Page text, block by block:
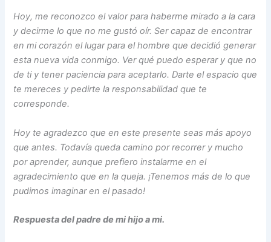
Hoy, me reconozco el valor para haberme mirado a la cara
y decirme lo que no me gustó oír. Ser capaz de encontrar
en mi corazón el lugar para el hombre que decidió generar
esta nueva vida conmigo. Ver qué puedo esperar y que no
de ti y tener paciencia para aceptarlo. Darte el espacio que
te mereces y pedirte la responsabilidad que te
corresponde.
Hoy te agradezco que en este presente seas más apoyo
que antes. Todavía queda camino por recorrer y mucho
por aprender, aunque prefiero instalarme en el
agradecimiento que en la queja. ¡Tenemos más de lo que
pudimos imaginar en el pasado!
Respuesta del padre de mi hijo a mi.